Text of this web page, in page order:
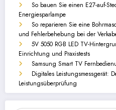
So bauen Sie einen E27-auf-
Energiesparlampe
So reparieren Sie eine
und Fehlerbehebung bei der
5V 5050 RGB LED TV-
Einrichtung und Praxistests
Samsung Smart TV
Digitales Leistungsmessgerät:
Leistungsüberprüfung